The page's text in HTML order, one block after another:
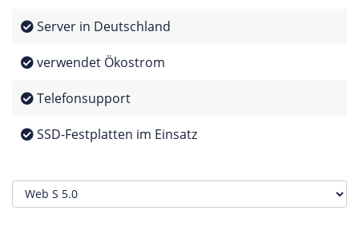
Server in Deutschland
verwendet Ökostrom
Telefonsupport
SSD-Festplatten im Einsatz